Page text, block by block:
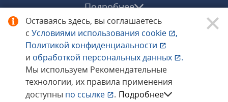
Оставаясь здесь, вы соглашаетесь
с Условиями использования cookie
,
Политикой конфиденциальности
и обработкой персональных данных
.
Мы используем Рекомендательные
технологии, их правила применения
доступны по ссылке . Подробнее
Подробнее
© 1998−2026 «1С‑Рарус» ®. Все права
защищены.
Сообщить об ошибке